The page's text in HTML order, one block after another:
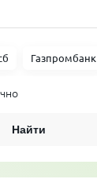
Газпромбанк
Найти